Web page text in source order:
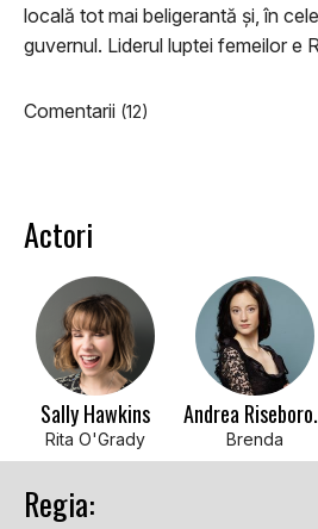
locală tot mai beligerantă și, în
guvernul. Liderul luptei femeilor e
Comentarii (12)
Actori
Sally Hawkins
Rita O'Grady Brenda
Regia: